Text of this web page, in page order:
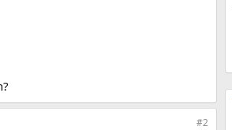
#2